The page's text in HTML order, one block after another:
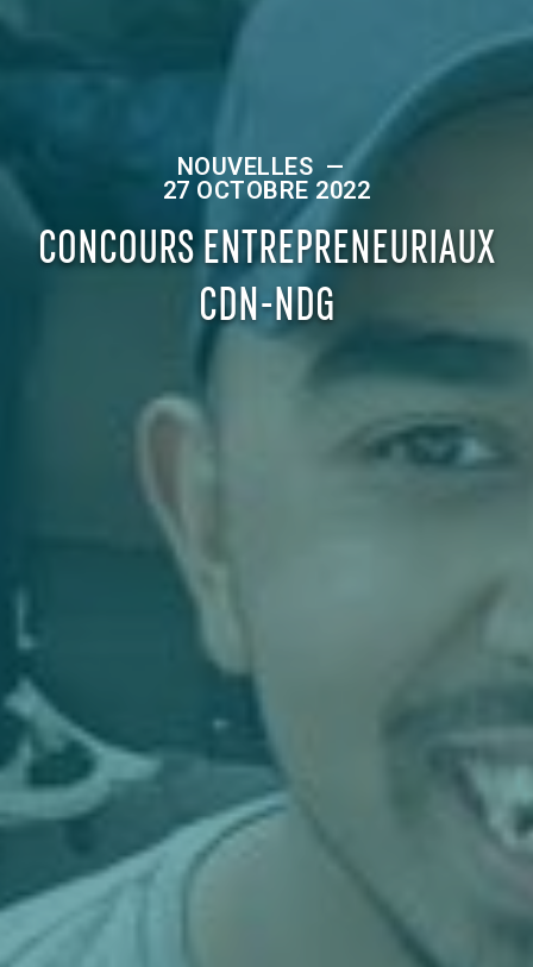
NOUVELLES —
27 OCTOBRE 2022
CONCOURS ENTREPRENEURIAUX
CDN-NDG